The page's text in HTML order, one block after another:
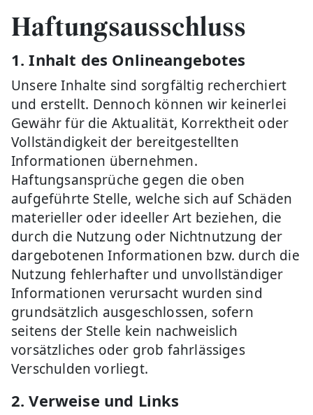
Haftungsausschluss
1. Inhalt des Onlineangebotes
Unsere Inhalte sind sorgfältig recherchiert
und erstellt. Dennoch können wir keinerlei
Gewähr für die Aktualität, Korrektheit oder
Vollständigkeit der bereitgestellten
Informationen übernehmen.
Haftungsansprüche gegen die oben
aufgeführte Stelle, welche sich auf Schäden
materieller oder ideeller Art beziehen, die
durch die Nutzung oder Nichtnutzung der
dargebotenen Informationen bzw. durch die
Nutzung fehlerhafter und unvollständiger
Informationen verursacht wurden sind
grundsätzlich ausgeschlossen, sofern
seitens der Stelle kein nachweislich
vorsätzliches oder grob fahrlässiges
Verschulden vorliegt.
2. Verweise und Links